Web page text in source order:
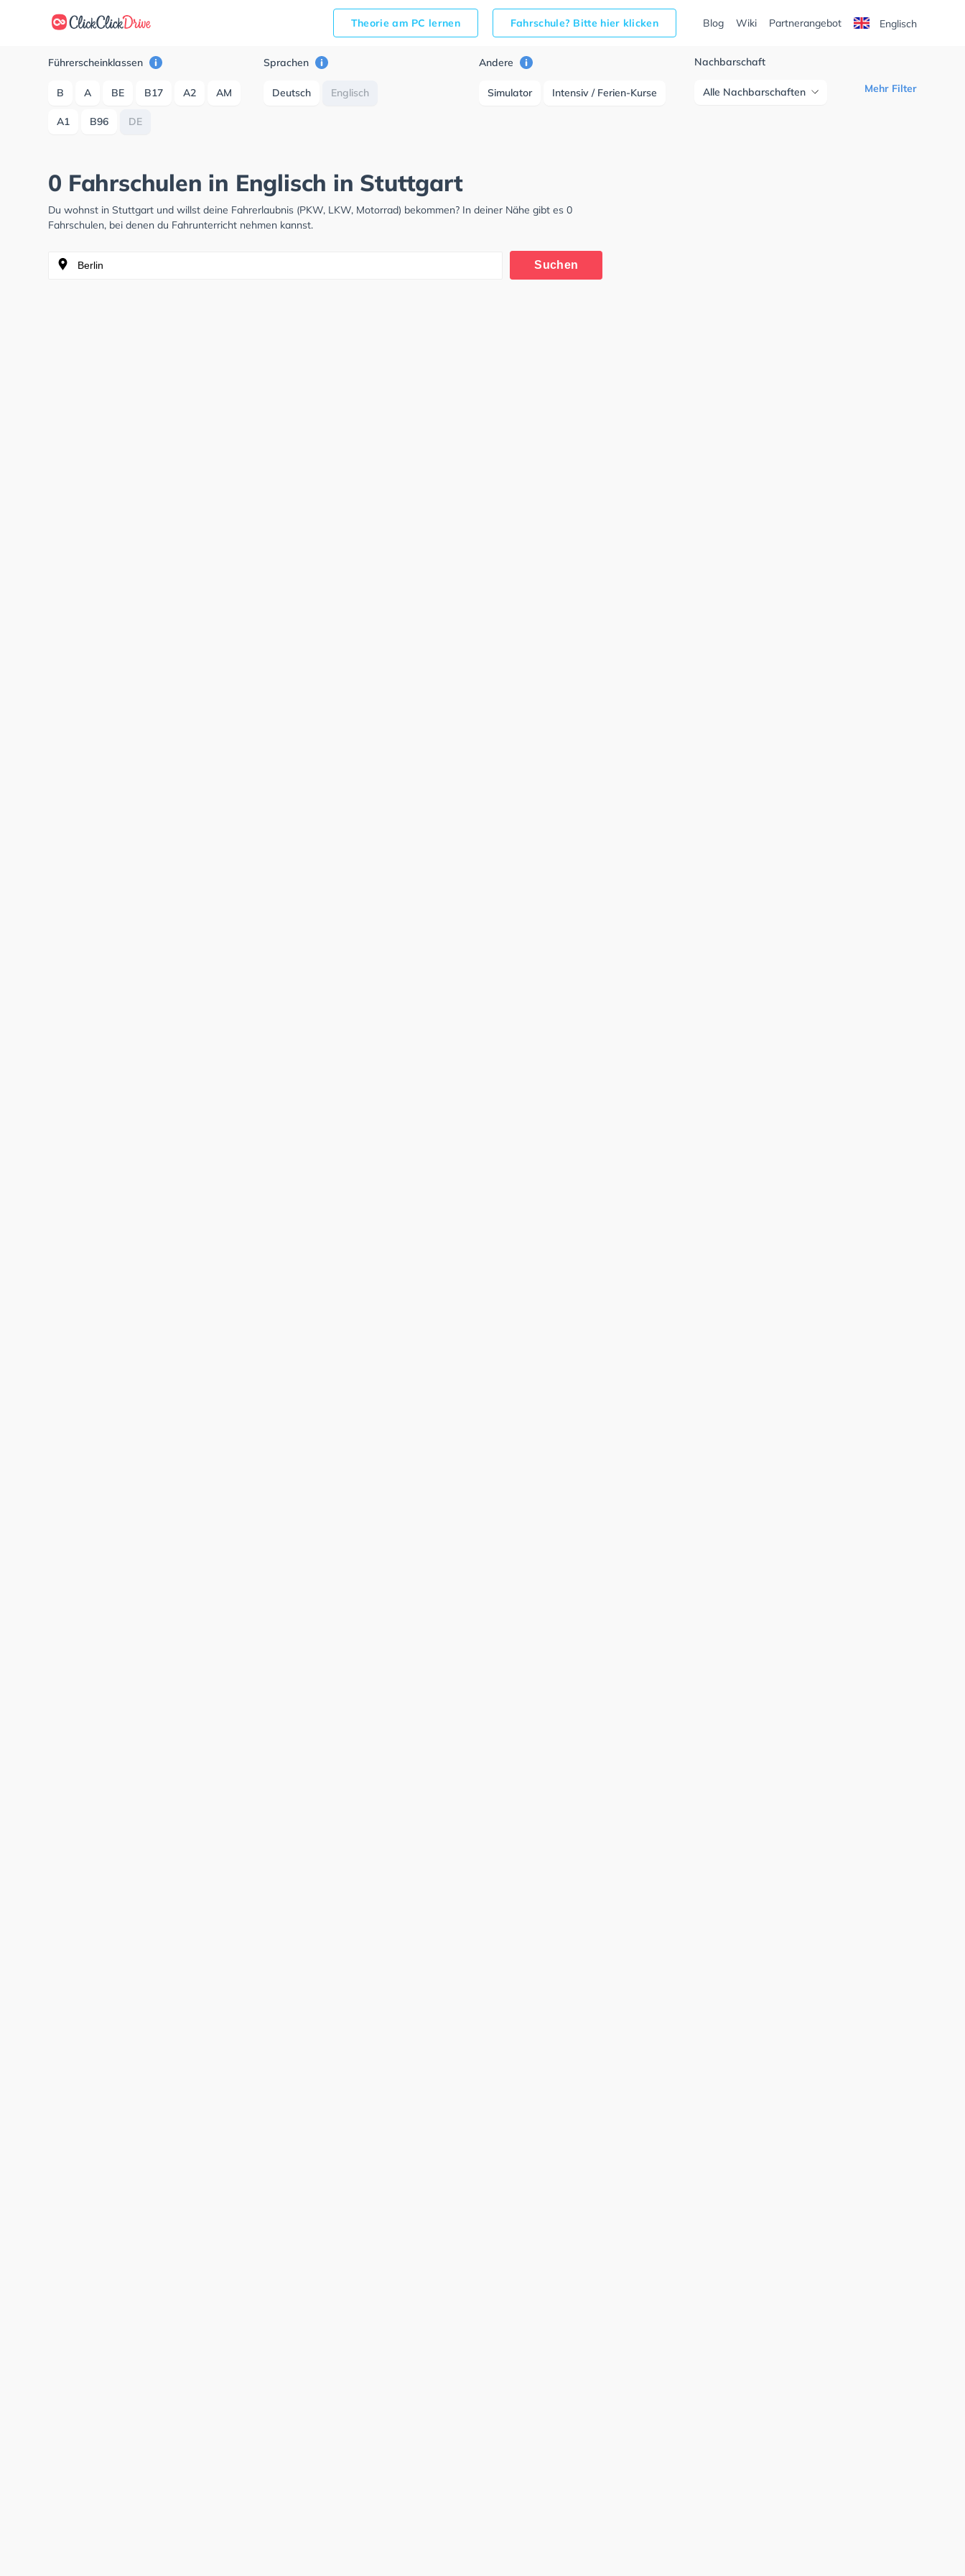
Theorie am PC lernen Fahrschule? Bitte hier klicken Blog Wiki Partnerangebot Englisch
Führerscheinklassen
B A BE B17 A2 AM
A1 B96 DE
Sprachen
Deutsch Englisch
Andere
Simulator Intensiv / Ferien-Kurse
Nachbarschaft
Alle Nachbarschaften Mehr Filter
0 Fahrschulen in Englisch in Stuttgart
Du wohnst in Stuttgart und willst deine Fahrerlaubnis (PKW, LKW, Motorrad) bekommen? In deiner Nähe gibt es 0
Fahrschulen, bei denen du Fahrunterricht nehmen kannst.
Suchen